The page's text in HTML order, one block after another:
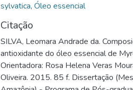
sylvatica, Óleo essencial
Citação
SILVA, Leomara Andrade da.
antioxidante do óleo essencial de
Orientadora: Rosa Helena Veras
Oliveira. 2015. 85 f. Dissertação